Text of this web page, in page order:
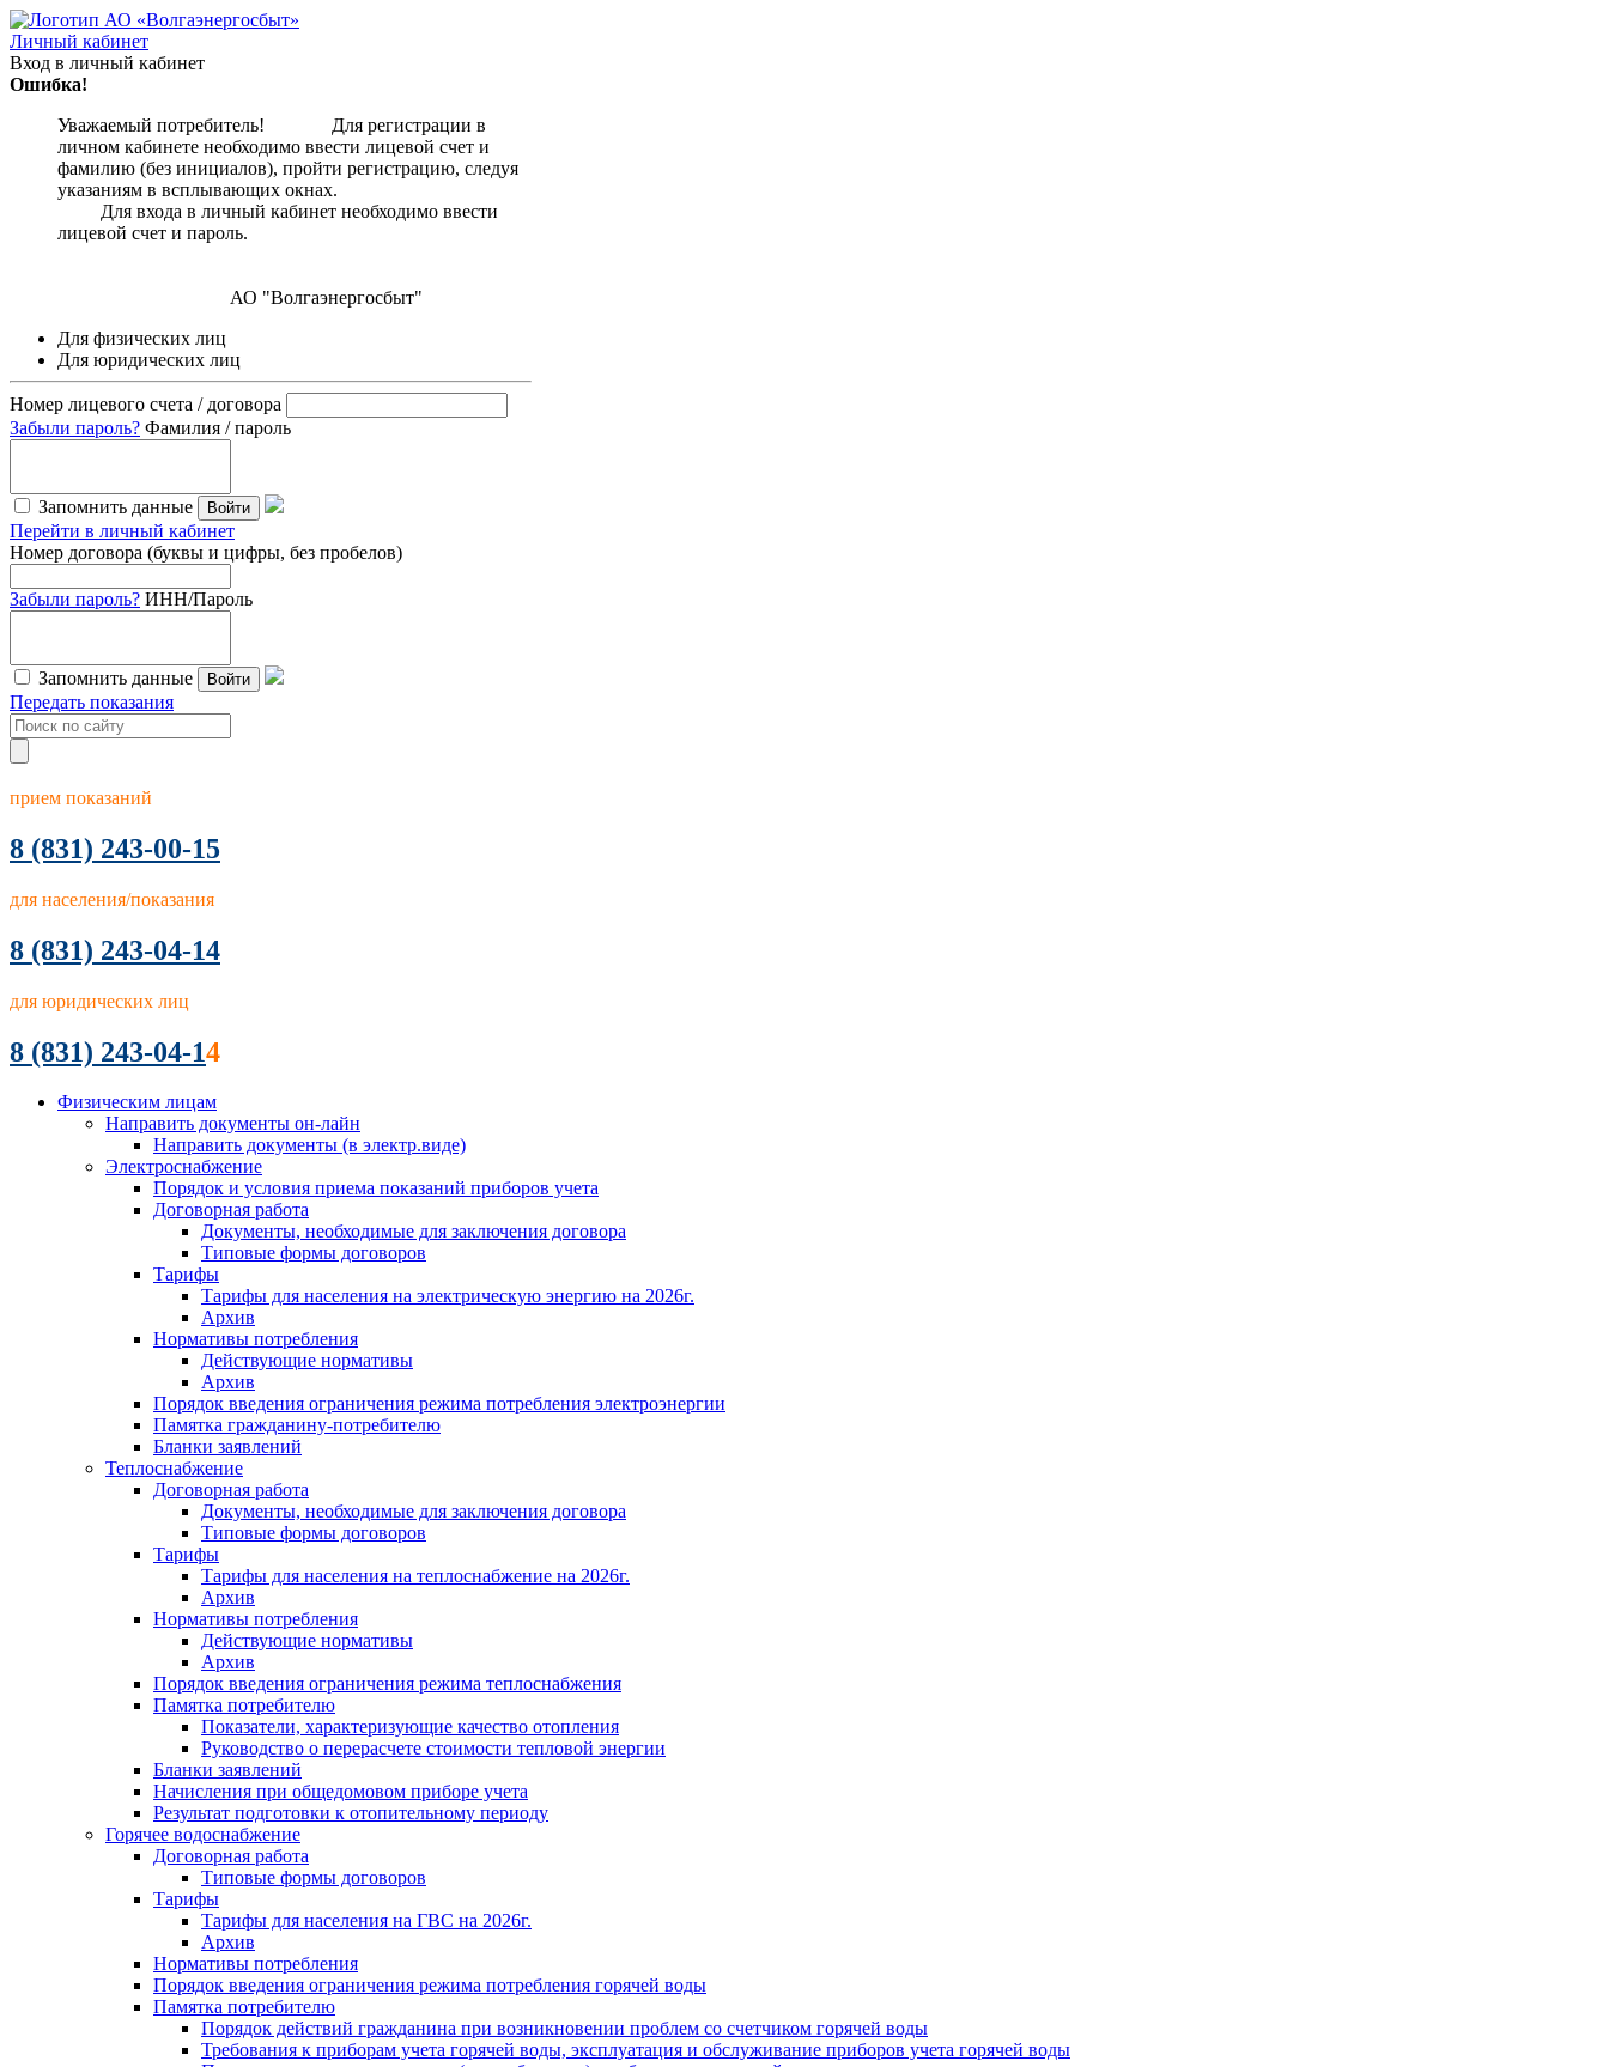
Личный кабинет
Вход в личный кабинет
Ошибка!
Уважаемый потребитель! Для регистрации в
личном кабинете необходимо ввести лицевой счет и
фамилию (без инициалов), пройти регистрацию, следуя
указаниям в всплывающих окнах.
Для входа в личный кабинет необходимо ввести
лицевой счет и пароль.
АО "Волгаэнергосбыт"
Для физических лиц
Для юридических лиц
Номер лицевого счета / договора
Забыли пароль? Фамилия / пароль
Запомнить данные Войти
Перейти в личный кабинет
Номер договора (буквы и цифры, без пробелов)
Забыли пароль? ИНН/Пароль
Запомнить данные Войти
Передать показания
прием показаний
8 (831) 243-00-15
для населения/показания
8 (831) 243-04-14
для юридических лиц
8 (831) 243-04-14
Физическим лицам
Направить документы он-лайн
Направить документы (в электр.виде)
Электроснабжение
Порядок и условия приема показаний приборов учета
Договорная работа
Документы, необходимые для заключения договора
Типовые формы договоров
Тарифы
Тарифы для населения на электрическую энергию на 2026г.
Архив
Нормативы потребления
Действующие нормативы
Архив
Порядок введения ограничения режима потребления электроэнергии
Памятка гражданину-потребителю
Бланки заявлений
Теплоснабжение
Договорная работа
Документы, необходимые для заключения договора
Типовые формы договоров
Тарифы
Тарифы для населения на теплоснабжение на 2026г.
Архив
Нормативы потребления
Действующие нормативы
Архив
Порядок введения ограничения режима теплоснабжения
Памятка потребителю
Показатели, характеризующие качество отопления
Руководство о перерасчете стоимости тепловой энергии
Бланки заявлений
Начисления при общедомовом приборе учета
Результат подготовки к отопительному периоду
Горячее водоснабжение
Договорная работа
Типовые формы договоров
Тарифы
Тарифы для населения на ГВС на 2026г.
Архив
Нормативы потребления
Порядок введения ограничения режима потребления горячей воды
Памятка потребителю
Порядок действий гражданина при возникновении проблем со счетчиком горячей воды
Требования к приборам учета горячей воды, эксплуатация и обслуживание приборов учета горячей воды